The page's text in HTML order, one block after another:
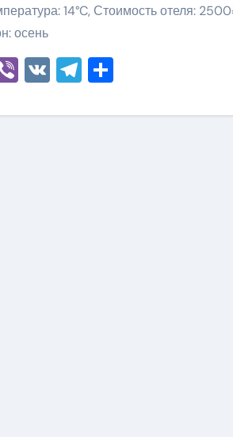
14°C, Стоимость отеля:
осень
Viber
VKTelegram